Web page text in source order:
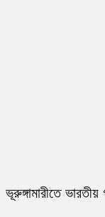
ভূরুঙ্গামারীতে